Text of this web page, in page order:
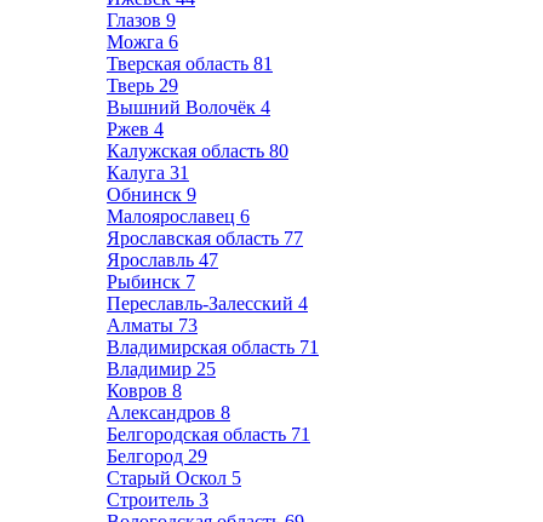
Глазов 9
Можга 6
Тверская область 81
Тверь 29
Вышний Волочёк 4
Ржев 4
Калужская область 80
Калуга 31
Обнинск 9
Малоярославец 6
Ярославская область 77
Ярославль 47
Рыбинск 7
Переславль-Залесский 4
Алматы 73
Владимирская область 71
Владимир 25
Ковров 8
Александров 8
Белгородская область 71
Белгород 29
Старый Оскол 5
Строитель 3